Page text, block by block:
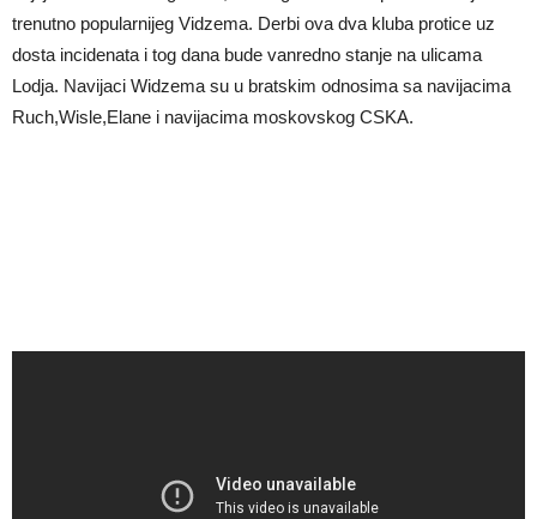
trenutno popularnijeg Vidzema. Derbi ova dva kluba protice uz
dosta incidenata i tog dana bude vanredno stanje na ulicama
Lodja. Navijaci Widzema su u bratskim odnosima sa navijacima
Ruch,Wisle,Elane i navijacima moskovskog CSKA.